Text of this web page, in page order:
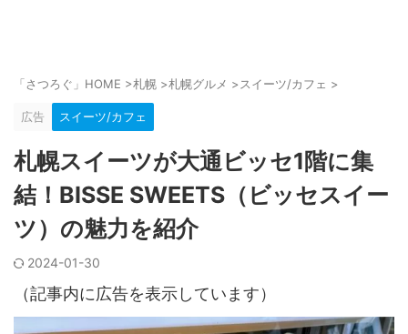
「さつろぐ」HOME >札幌 >札幌グルメ >スイーツ/カフェ >
広告 スイーツ/カフェ
札幌スイーツが大通ビッセ1階に集
結！BISSE SWEETS（ビッセスイー
ツ）の魅力を紹介
2024-01-30
（記事内に広告を表示しています）